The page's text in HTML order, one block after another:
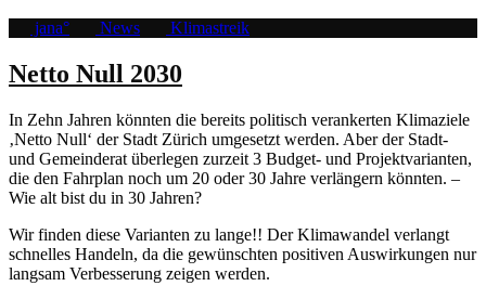
jana° News Klimastreik
Netto Null 2030
In Zehn Jahren könnten die bereits politisch verankerten Klimaziele
‚Netto Null‘ der Stadt Zürich umgesetzt werden. Aber der Stadt-
und Gemeinderat überlegen zurzeit 3 Budget- und Projektvarianten,
die den Fahrplan noch um 20 oder 30 Jahre verlängern könnten. –
Wie alt bist du in 30 Jahren?
Wir finden diese Varianten zu lange!! Der Klimawandel verlangt
schnelles Handeln, da die gewünschten positiven Auswirkungen nur
langsam Verbesserung zeigen werden.